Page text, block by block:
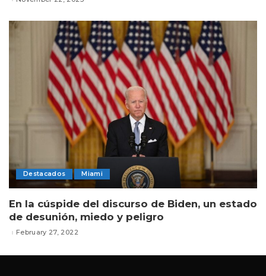
Destacados Miami
En la cúspide del discurso de Biden, un estado
de desunión, miedo y peligro
February 27, 2022